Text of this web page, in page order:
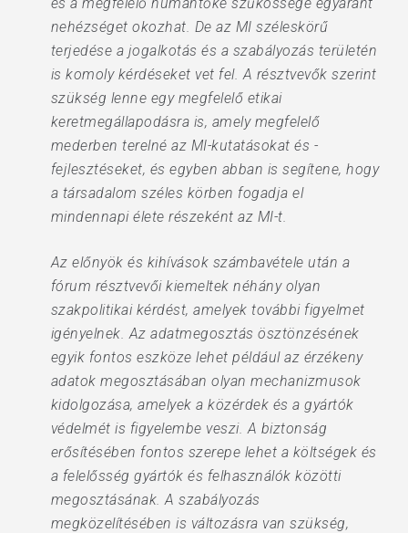
nehézséget okozhat. De az MI széleskörű
terjedése a jogalkotás és a szabályozás területén
is komoly kérdéseket vet fel. A résztvevők szerint
szükség lenne egy megfelelő etikai
keretmegállapodásra is, amely megfelelő
mederben terelné az MI-kutatásokat és -
fejlesztéseket, és egyben abban is segítene, hogy
a társadalom széles körben fogadja el
mindennapi élete részeként az MI-t.
Az előnyök és kihívások számbavétele után a
fórum résztvevői kiemeltek néhány olyan
szakpolitikai kérdést, amelyek további figyelmet
igényelnek. Az adatmegosztás ösztönzésének
egyik fontos eszköze lehet például az érzékeny
adatok megosztásában olyan mechanizmusok
kidolgozása, amelyek a közérdek és a gyártók
védelmét is figyelembe veszi. A biztonság
erősítésében fontos szerepe lehet a költségek és
a felelősség gyártók és felhasználók közötti
megosztásának. A szabályozás
megközelítésében is változásra van szükség,